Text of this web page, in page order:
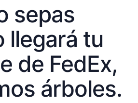
sepas
llegará tu
de FedEx,
árboles.